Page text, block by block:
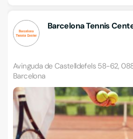
Barcelona Tennis
Avinguda de Castelldefels 58-62,
Barcelona